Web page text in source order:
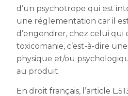
d’un psychotrope qui est
une réglementation car il
d’engendrer, chez celui qui
toxicomanie, c’est-à-dire
physique et/ou
au produit.
En droit français, l’article